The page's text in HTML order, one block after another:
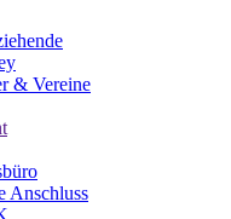
& Vereine
Anschluss